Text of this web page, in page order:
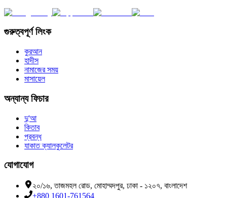
গুরুত্বপূর্ণ লিংক
কুরআন
হাদীস
নামাজের সময়
মাসায়েল
অন্যান্য ফিচার
দু'আ
কিতাব
প্রবন্ধ
যাকাত ক্যালকুলেটর
যোগাযোগ
২০/১৬, তাজমহল রোড, মোহাম্মদপুর, ঢাকা - ১২০৭, বাংলাদেশ
+880 1601-761564